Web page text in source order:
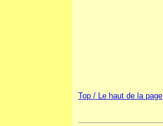
Top / Le haut de la page